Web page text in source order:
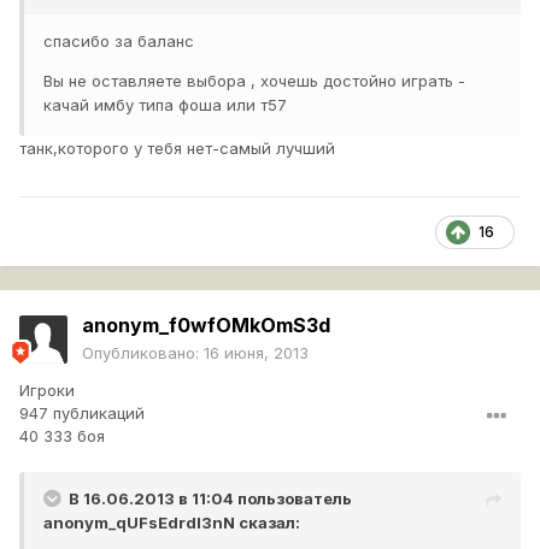
спасибо за баланс
Вы не оставляете выбора , хочешь достойно играть -
качай имбу типа фоша или т57
танк,которого у тебя нет-самый лучший
16
anonym_f0wfOMkOmS3d
Опубликовано: 16 июня, 2013
Игроки
947 публикаций
40 333 боя
В 16.06.2013 в 11:04 пользователь
anonym_qUFsEdrdI3nN сказал: